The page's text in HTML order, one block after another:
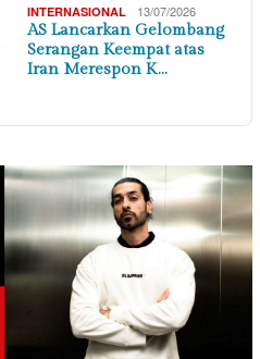
INTERNASIONAL 13/07/2026
AS Lancarkan Gelombang
Serangan Keempat atas
Iran Merespon K…